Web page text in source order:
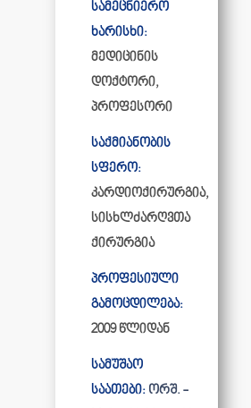
სამეცნიერო
ხარისხი:
მედიცინის
დოქტორი,
პროფესორი
საქმიანობის
სფერო:
კარდიოქირურგია,
სისხლძარღვთა
ქირურგია
პროფესიული
გამოცდილება:
2009 წლიდან
სამუშაო
საათები: ორშ. -